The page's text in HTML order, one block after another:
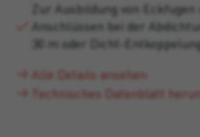
Zur Ausbildung von Eckfugen
Anschlüssen bei der
30 m oder Dicht-
Alle Details ansehen
Technisches Datenblatt